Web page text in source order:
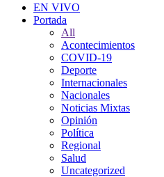
EN VIVO
Portada
All
Acontecimientos
COVID-19
Deporte
Internacionales
Nacionales
Noticias Mixtas
Opinión
Política
Regional
Salud
Uncategorized